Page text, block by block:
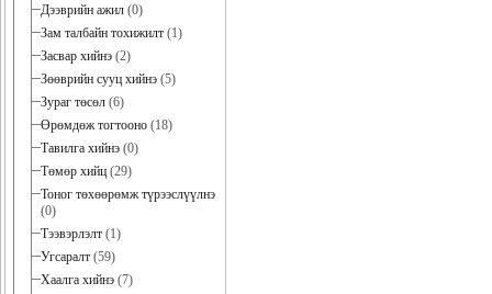
Дээврийн ажил (0)
Зам талбайн тохижилт (1)
Засвар хийнэ (2)
Зөөврийн сууц хийнэ (5)
Зураг төсөл (6)
Өрөмдөж тогтооно (18)
Тавилга хийнэ (0)
Төмөр хийц (29)
Тоног төхөөрөмж түрээслүүлнэ
(0)
Тээвэрлэлт (1)
Угсаралт (59)
Хаалга хийнэ (7)